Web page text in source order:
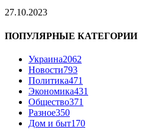
27.10.2023
ПОПУЛЯРНЫЕ КАТЕГОРИИ
Украина2062
Новости793
Политика471
Экономика431
Общество371
Разное350
Дом и быт170